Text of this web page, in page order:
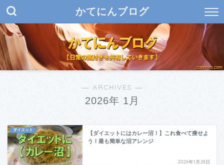
かてにんブログ
― ARCHIVES ―
2026年 1月
ダイエット
【ダイエットにはカレー沼！】これ食べて痩せよ
う！最も簡単な沼アレンジ
2026年1月28日